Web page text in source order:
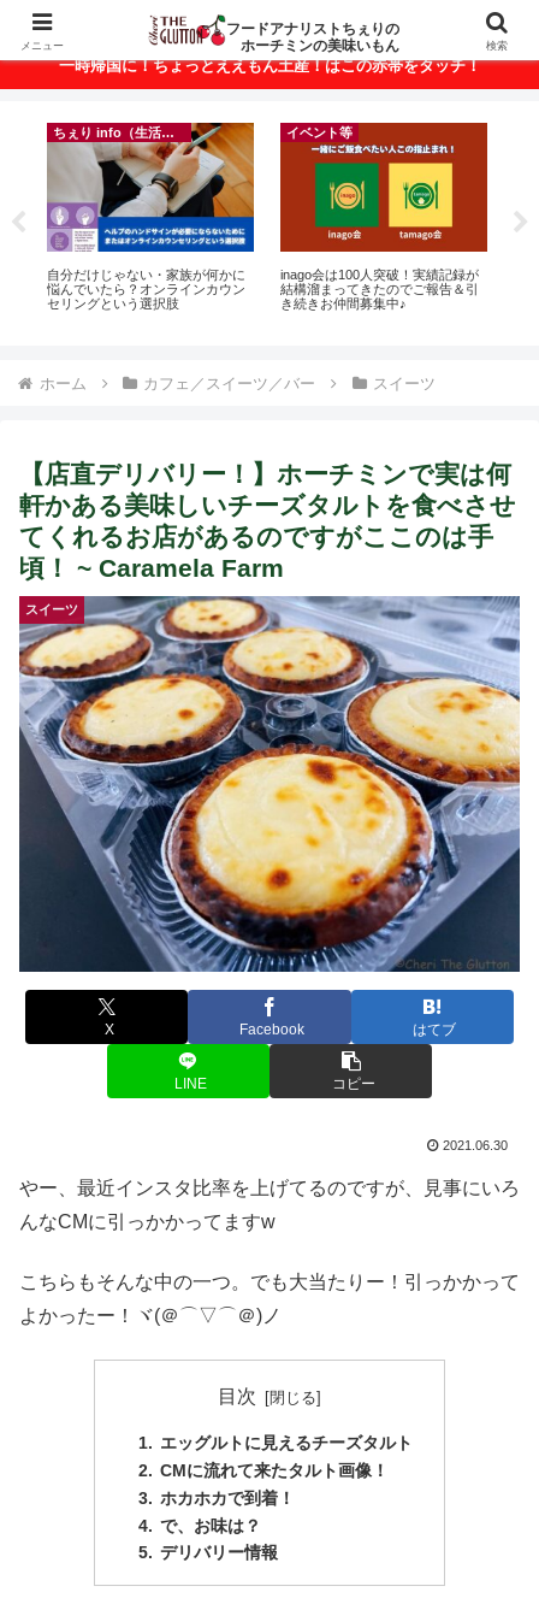
ベトナム・ホーチミンの美味いもんが満載！
一時帰国に！ちょっとええもん土産！はこの赤帯をタッチ！
ちぇり info（生活情報）
自分だけじゃない・家族が何かに
悩んでいたら？オンラインカウン
セリングという選択肢
イベント等
inago会は100人突破！実績記録が
結構溜まってきたのでご報告＆引
き続きお仲間募集中♪
ホーム カフェ／スイーツ／バー スイーツ
【店直デリバリー！】ホーチミンで実は何
軒かある美味しいチーズタルトを食べさせ
てくれるお店があるのですがここのは手
頃！ ~ Caramela Farm
スイーツ
X Facebook はてブ
LINE コピー
2021.06.30
やー、最近インスタ比率を上げてるのですが、見事にいろ
んなCMに引っかかってますw
こちらもそんな中の一つ。でも大当たりー！引っかかって
よかったー！ヾ(＠⌒▽⌒＠)ノ
目次
エッグルトに見えるチーズタルト
CMに流れて来たタルト画像！
ホカホカで到着！
で、お味は？
デリバリー情報
メニュー
フードアナリストちぇりの
ホーチミンの美味いもん
検索